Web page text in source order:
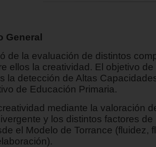
General
de la evaluación de distintos
ellos la creatividad. El objetivo de
la detección de Altas
de Educación Primaria.
mediante la valoración
y los distintos factores de
el Modelo de Torrance (fluidez,